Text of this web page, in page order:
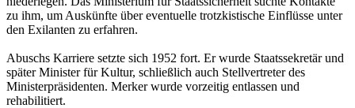
zu ihm, um Auskünfte über eventuelle trotzkistische Einflüsse unter
den Exilanten zu erfahren.
Abuschs Karriere setzte sich 1952 fort. Er wurde Staatssekretär und
später Minister für Kultur, schließlich auch Stellvertreter des
Ministerpräsidenten. Merker wurde vorzeitig entlassen und
rehabilitiert.